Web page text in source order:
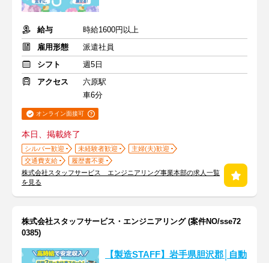
給与
時給1600円以上
雇用形態
派遣社員
シフト
週5日
アクセス
六原駅
車6分
オンライン面接可
本日、掲載終了
シルバー歓迎 未経験者歓迎
主婦(夫)歓迎
交通費支給
履歴書不要
株式会社スタッフサービス エンジニアリング事業本部の求人一覧
を見る
株式会社スタッフサービス・エンジニアリング (案件NO/sse72
0385)
【製造STAFF】岩手県胆沢郡│自動